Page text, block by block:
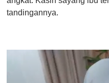
tandingannya.